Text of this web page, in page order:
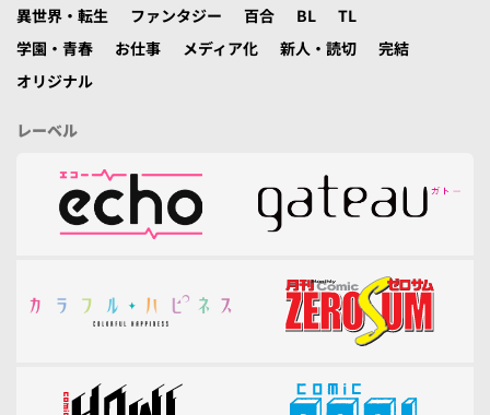
異世界・転生
ファンタジー 百合 BL
TL
学園・青春
お仕事 メディア化 新人・読切
完結
オリジナル
レーベル